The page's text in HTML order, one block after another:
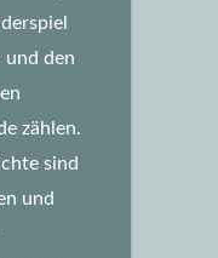
und den
zählen.
sind
und